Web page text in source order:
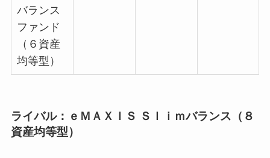
バランス
ファンド
（６資産
均等型）
ライバル：ｅＭＡＸＩＳ Ｓｌｉｍバランス（８
資産均等型）